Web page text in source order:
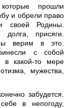
прошли
и обрели право
своей Родины.
присяги.
верим в это.
с собой
какой-то мере
мужества,
забудется.
в непогоду,